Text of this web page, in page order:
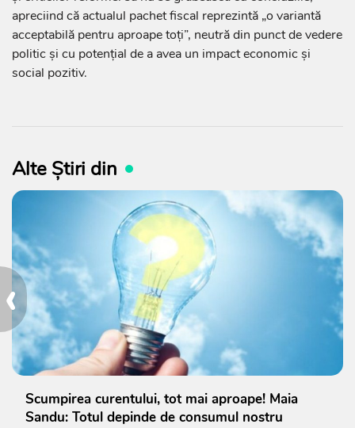
‹
apreciind că actualul pachet fiscal reprezintă „o variantă
acceptabilă pentru aproape toți”, neutră din punct de vedere
politic și cu potențial de a avea un impact economic și
social pozitiv.
Alte Știri din
Scumpirea curentului, tot mai aproape! Maia
Sandu: Totul depinde de consumul nostru